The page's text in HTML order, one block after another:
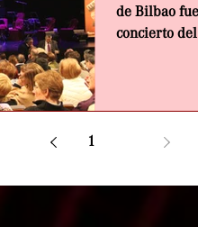
de Bilbao
concierto
1